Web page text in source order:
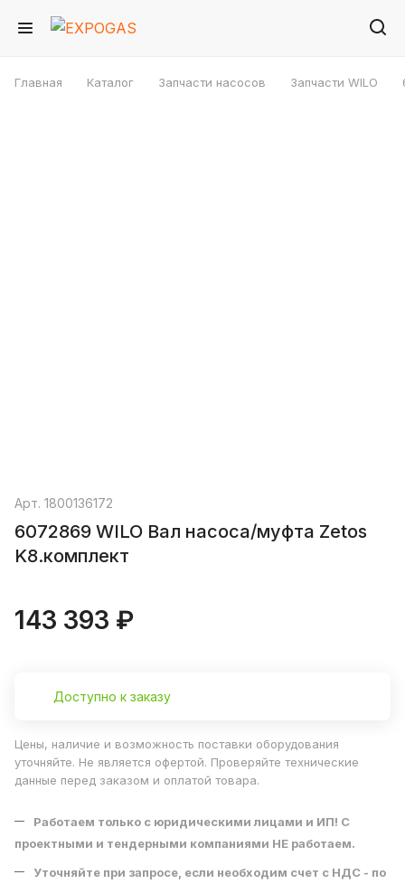
Главная Каталог Запчасти насосов Запчасти WILO
Арт. 1800136172
6072869 WILO Вал насоса/муфта Zetos
K8.комплект
143 393 ₽
Доступно к заказу
Цены, наличие и возможность поставки оборудования
уточняйте. Не является офертой. Проверяйте технические
данные перед заказом и оплатой товара.
Работаем только с юридическими лицами и ИП! С
проектными и тендерными компаниями НЕ работаем.
Уточняйте при запросе, если необходим счет с НДС - по